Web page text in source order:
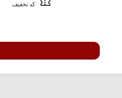
کد تخفیف